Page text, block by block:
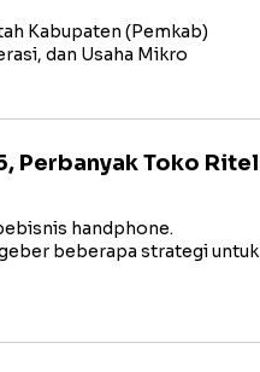
Kabupaten (Pemkab)
dan Usaha Mikro
Perbanyak Toko Ritel
handphone.
beberapa strategi untuk